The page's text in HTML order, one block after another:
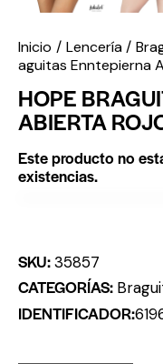
Inicio Lencería
aguitas Enntepierna
HOPE
ABIERTA
Este producto no
existencias.
SKU:35857
CATEGORÍAS:
IDENTIFICADOR: